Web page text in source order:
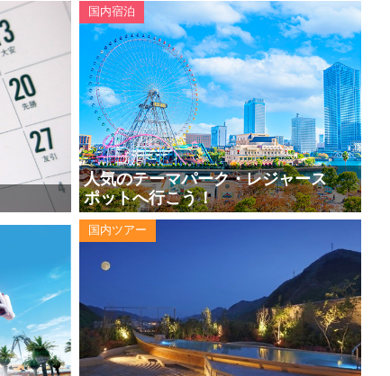
国内宿泊
人気のテーマパーク・レジャース
ポットへ行こう！
国内ツアー